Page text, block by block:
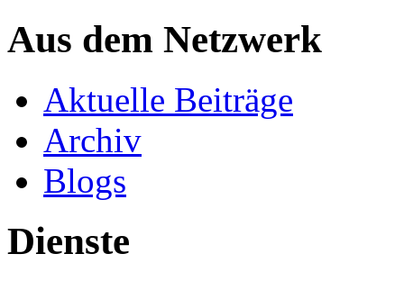
Aus dem Netzwerk
Aktuelle Beiträge
Archiv
Blogs
Dienste